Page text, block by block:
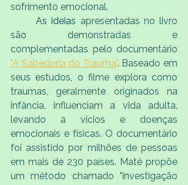
sofrimento emocional.
As ideias apresentadas no livro
são demonstradas e
"A Sabedoria do Trauma". Baseado em
seus estudos, o filme explora como
traumas, geralmente originados na
infância, influenciam a vida adulta,
levando a vícios e doenças
emocionais e físicas. O documentário
foi assistido por milhões de pessoas
em mais de 230 países. Maté propõe
um método chamado "investigação